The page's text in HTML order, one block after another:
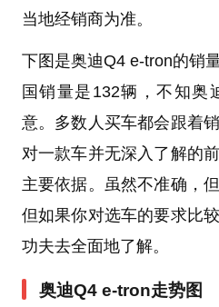
当地经销商为准。
下图是奥迪Q4 e-tron的销
国销量是132辆，不知奥
意。多数人买车都会跟着
对一款车并无深入了解的
主要依据。虽然不准确，
但如果你对选车的要求比
功夫去全面地了解。
奥迪Q4 e-tron走势图